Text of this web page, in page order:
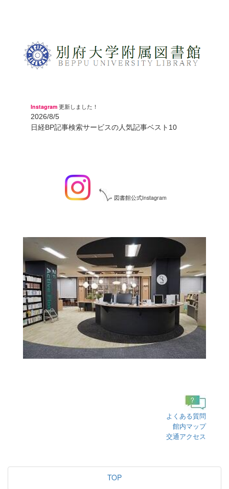
Instagram 更新しました！
2026/8/5
日経BP記事検索サービスの人気記事ベスト10
図書館公式Instagram
よくある質問
館内マップ
交通アクセス
TOP